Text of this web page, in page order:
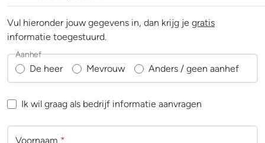
Vul hieronder jouw gegevens in, dan krijg je gratis
informatie toegestuurd.
De heer Mevrouw Anders / geen aanhef
Aanhef
Ik wil graag als bedrijf informatie aanvragen
Voornaam *